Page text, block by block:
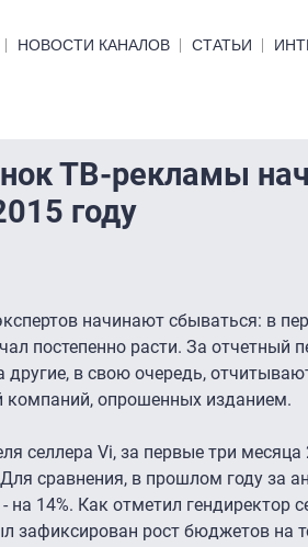
НОВОСТИ КАНАЛОВ СТАТЬИ
ТВ-рекламы
году
начинают сбываться: в
постепенно расти. За
другие, в свою очередь,
компаний, опрошенных изданием.
селлера Vi, за первые три
сравнения, в прошлом году за
на 14%. Как отметил гендиректор
зафиксирован рост бюджетов на